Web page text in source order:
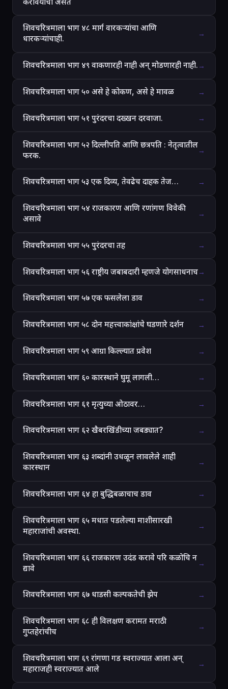
शिवचरित्रमाला भाग ४८ मार्ग वारकऱ्यांचा आणि
धारकऱ्यांचाही.
→
शिवचरित्रमाला भाग ४९ वाकणारही नाही अन् मोडणारही नाही. →
शिवचरित्रमाला भाग ५० असे हे कोकण, असे हे मावळ →
शिवचरित्रमाला भाग ५१ पुरंदरचा दख्खन दरवाजा. →
शिवचरित्रमाला भाग ५२ दिल्लीपति आणि छत्रपति : नेतृत्वातील
फरक.
→
शिवचरित्रमाला भाग ५३ एक दिव्य, तेवढेच दाहक तेज… →
शिवचरित्रमाला भाग ५४ राजकारण आणि रणांगण विवेकी
असावे
→
शिवचरित्रमाला भाग ५५ पुरंदरचा तह →
शिवचरित्रमाला भाग ५६ राष्ट्रीय जबाबदारी म्हणजे योगसाधनाच→
शिवचरित्रमाला भाग ५७ एक फसलेला डाव →
शिवचरित्रमाला भाग ५८ दोन महत्त्वाकांक्षांचे घडणारे दर्शन →
शिवचरित्रमाला भाग ५९ आग्रा किल्ल्यात प्रवेश →
शिवचरित्रमाला भाग ६० कारस्थाने घुमू लागली… →
शिवचरित्रमाला भाग ६१ मृत्युच्या ओठावर… →
शिवचरित्रमाला भाग ६२ खैबरखिंडीच्या जबड्यात? →
शिवचरित्रमाला भाग ६३ शब्दांनी उधळून लावलेले शाही
कारस्थान
→
शिवचरित्रमाला भाग ६४ हा बुद्धिबळाचाच डाव →
शिवचरित्रमाला भाग ६५ मधात पडलेल्या माशीसारखी
महाराजांची अवस्था.
→
शिवचरित्रमाला भाग ६६ राजकारण उदंड करावे परि कळोचि न
द्यावे
→
शिवचरित्रमाला भाग ६७ धाडसी कल्पकतेची झेप →
शिवचरित्रमाला भाग ६८ ही विलक्षण करामत मराठी
गुप्तहेरांचीच
→
शिवचरित्रमाला भाग ६९ रांगणा गड स्वराज्यात आला अन्
महाराजही स्वराज्यात आले
→